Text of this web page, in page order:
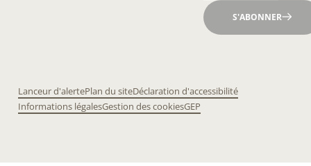
S'ABONNER
Lanceur d'alertePlan du siteDéclaration d'accessibilité
Informations légalesGestion des cookiesGEP